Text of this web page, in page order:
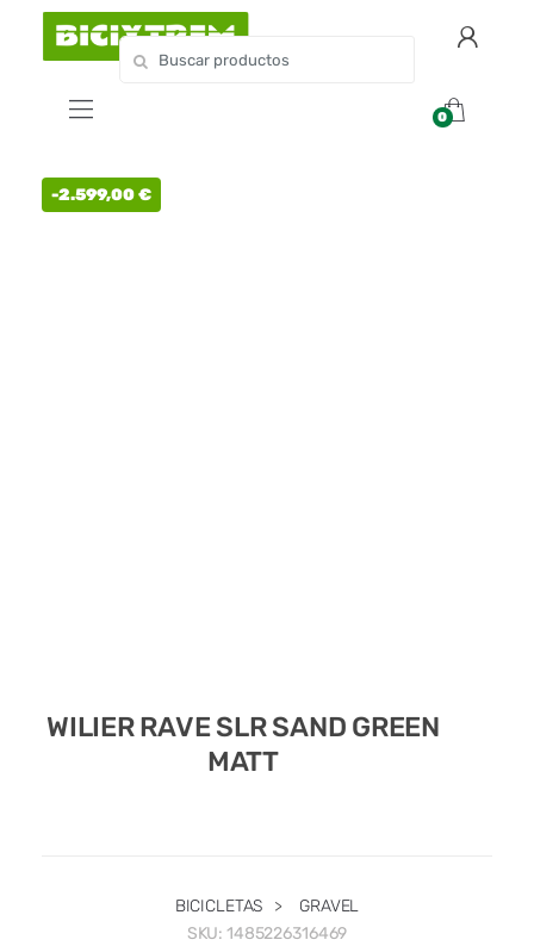
0
-2.599,00€
WILIER RAVE SLR SAND GREEN
MATT
BICICLETAS >
GRAVEL
SKU:1485226316469